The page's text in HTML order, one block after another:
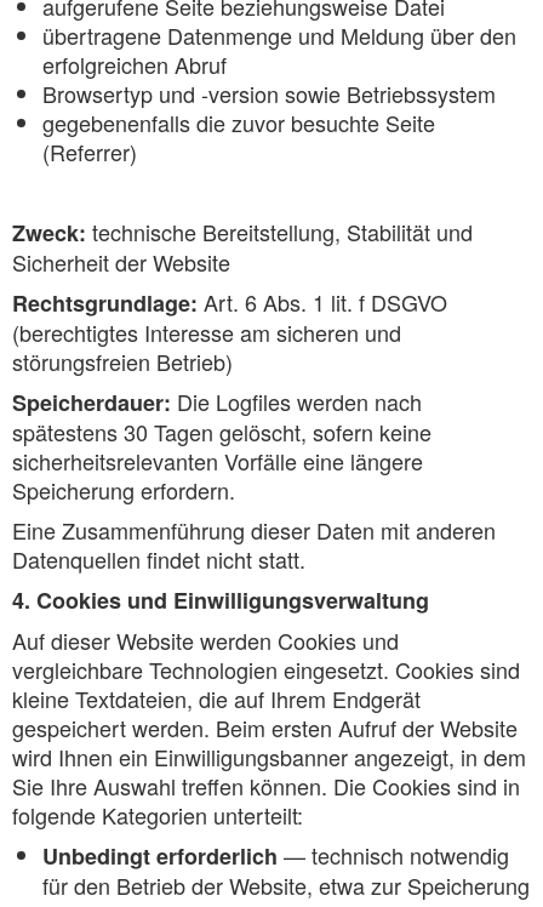
übertragene Datenmenge und Meldung über den
erfolgreichen Abruf
Browsertyp und -version sowie Betriebssystem
gegebenenfalls die zuvor besuchte Seite
(Referrer)
Zweck: technische Bereitstellung, Stabilität und
Sicherheit der Website
Rechtsgrundlage: Art. 6 Abs. 1 lit. f DSGVO
(berechtigtes Interesse am sicheren und
störungsfreien Betrieb)
Speicherdauer: Die Logfiles werden nach
spätestens 30 Tagen gelöscht, sofern keine
sicherheitsrelevanten Vorfälle eine längere
Speicherung erfordern.
Eine Zusammenführung dieser Daten mit anderen
Datenquellen findet nicht statt.
4. Cookies und Einwilligungsverwaltung
Auf dieser Website werden Cookies und
vergleichbare Technologien eingesetzt. Cookies sind
kleine Textdateien, die auf Ihrem Endgerät
gespeichert werden. Beim ersten Aufruf der Website
wird Ihnen ein Einwilligungsbanner angezeigt, in dem
Sie Ihre Auswahl treffen können. Die Cookies sind in
folgende Kategorien unterteilt:
Unbedingt erforderlich — technisch notwendig
für den Betrieb der Website, etwa zur Speicherung